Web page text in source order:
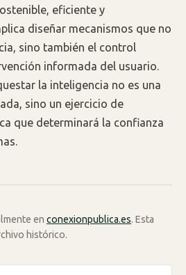
eficiente y
diseñar mecanismos que no
sino también el control
informada del usuario.
la inteligencia no es una
sino un ejercicio de
que determinará la confianza
en conexionpublica.es. Esta
histórico.